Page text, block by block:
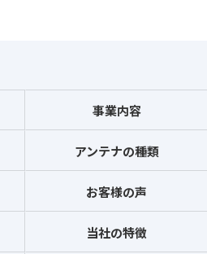
事業内容
アンテナの種類
お客様の声
当社の特徴